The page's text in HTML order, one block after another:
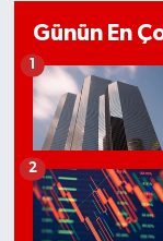
Günün En
1
2